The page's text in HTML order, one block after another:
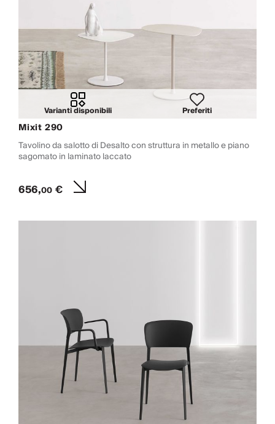
Varianti disponibili Preferiti
Mixit 290
Tavolino da salotto di Desalto con struttura in metallo e piano
sagomato in laminato laccato
656,00€